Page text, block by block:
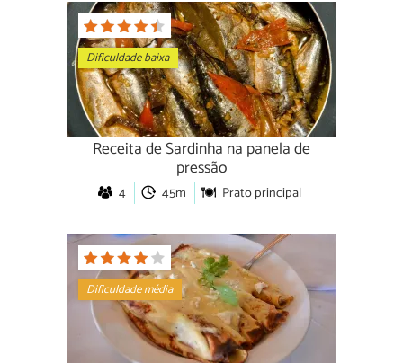
Dificuldade baixa
Receita de Sardinha na panela de
pressão
4 45m Prato principal
Dificuldade média